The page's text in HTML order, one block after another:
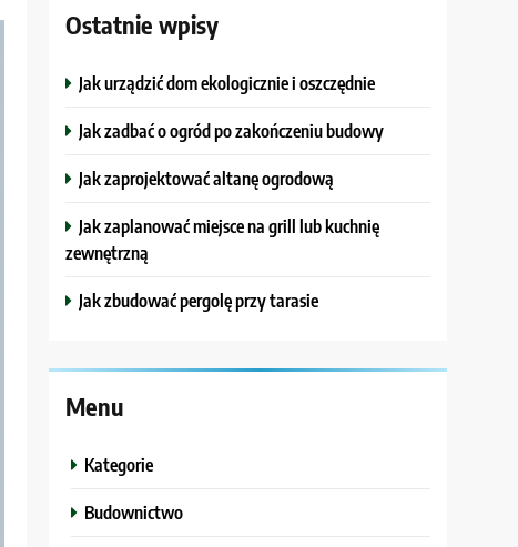
Ostatnie wpisy
Jak urządzić dom ekologicznie i oszczędnie
Jak zadbać o ogród po zakończeniu budowy
Jak zaprojektować altanę ogrodową
Jak zaplanować miejsce na grill lub kuchnię
zewnętrzną
Jak zbudować pergolę przy tarasie
Menu
Kategorie
Budownictwo